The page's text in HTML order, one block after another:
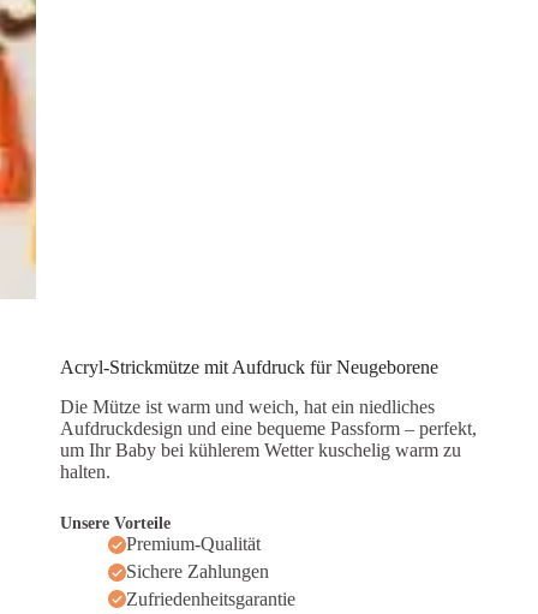
Acryl-Strickmütze mit Aufdruck für Neugeborene
Die Mütze ist warm und weich, hat ein niedliches
Aufdruckdesign und eine bequeme Passform – perfekt,
um Ihr Baby bei kühlerem Wetter kuschelig warm zu
halten.
Unsere Vorteile
Premium-Qualität
Sichere Zahlungen
Zufriedenheitsgarantie